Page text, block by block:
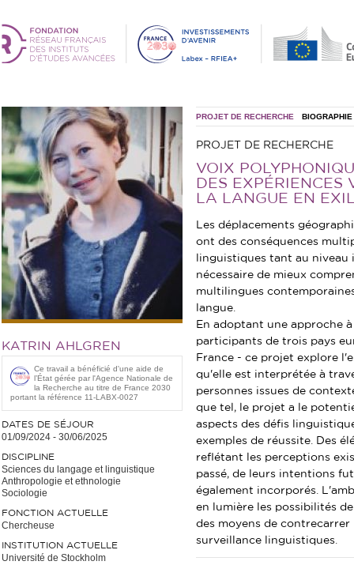
KATRIN AHLGREN
Ce travail a bénéficié d'une aide de
l’État gérée par l'Agence Nationale de
la Recherche au titre de France 2030
portant la référence 11-LABX-0027
DATES DE SÉJOUR
01/09/2024 - 30/06/2025
DISCIPLINE
Sciences du langage et linguistique
Anthropologie et ethnologie
Sociologie
FONCTION ACTUELLE
Chercheuse
INSTITUTION ACTUELLE
Université de Stockholm
PROJET DE RECHERCHE BIOGRAPHIE
PROJET DE RECHERCHE
VOIX
DES EXPÉRIENCES
LA LANGUE EN
Les déplacements
ont des conséquences
linguistiques tant au
nécessaire de mieux
multilingues
langue.
En adoptant une approche
participants de trois pays
France - ce projet explore
qu'elle est interprétée à
personnes issues de
que tel, le projet a le
aspects des défis
exemples de réussite. Des
reflétant les perceptions
passé, de leurs intentions
également incorporés.
en lumière les possibilités
des moyens de
surveillance linguistiques.